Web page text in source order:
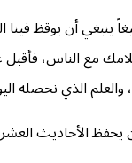
ينبغي أن يوقظ
مع الناس، فأقبل
الذي نحصله
الأحاديث